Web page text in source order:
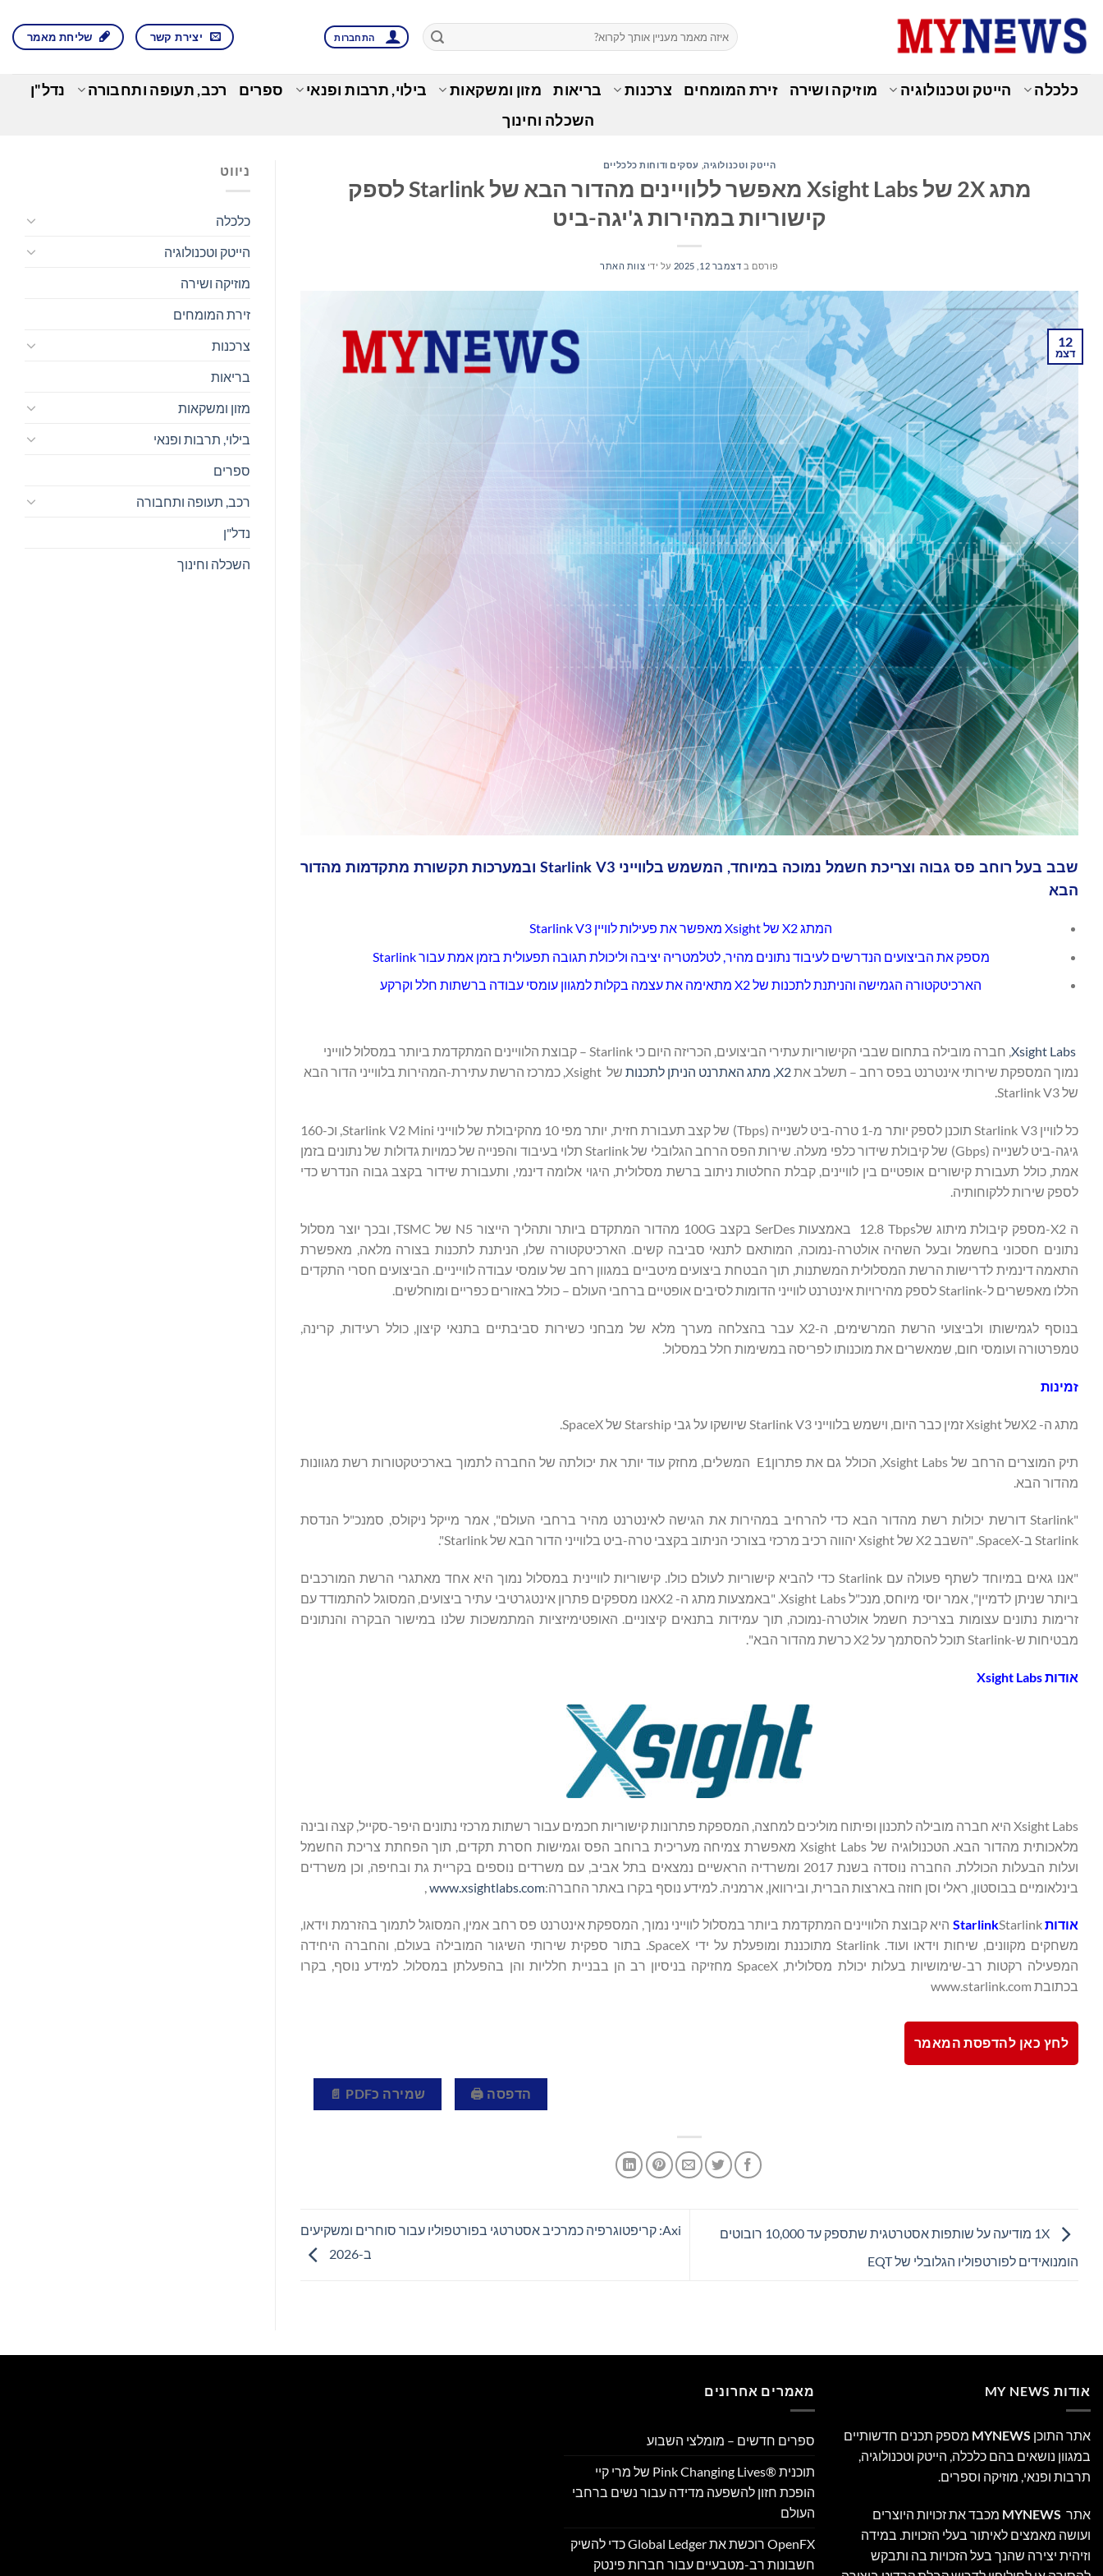
content
התחברות יצירת קשר שליחת מאמר
כלכלה הייטק וטכנולוגיה מוזיקה ושירה זירת המומחים צרכנות בריאות מזון ומשקאות בילוי, תרבות ופנאי ספרים רכב, תעופה ותחבורה
נדל"ן
השכלה וחינוך
הייטק וטכנולוגיה, עסקים ודוחות כלכליים
‏מתג 2X של Xsight Labs מאפשר ללוויינים מהדור הבא של Starlink לספק
קישוריות במהירות ג'יגה-ביט
פורסם ב דצמבר 12, 2025 על ידי צוות האתר
12
דצמ
שבב בעל רוחב פס גבוה וצריכת חשמל נמוכה במיוחד, המשמש בלווייני Starlink V3 ובמערכות תקשורת מתקדמות מהדור
הבא
המתג X2 של Xsight מאפשר את פעילות לוויין Starlink V3
מספק את הביצועים הנדרשים לעיבוד נתונים מהיר, לטלמטריה יציבה וליכולת תגובה תפעולית בזמן אמת עבור Starlink
הארכיטקטורה הגמישה והניתנת לתכנות של X2 מתאימה את עצמה בקלות למגוון עומסי עבודה ברשתות חלל וקרקע
Xsight Labs
, חברה מובילה בתחום שבבי הקישוריות עתירי הביצועים, הכריזה היום כי Starlink – קבוצת הלוויינים המתקדמת ביותר במסלול לווייני
נמוך המספקת שירותי אינטרנט בפס רחב – תשלב אתX2, מתג האתרנט הניתן לתכנות
של Xsight, כמרכז הרשת עתירת-המהירות בלווייני הדור הבא
של Starlink V3.
כל לוויין Starlink V3 תוכנן לספק יותר מ-1 טרה-ביט לשנייה (Tbps) של קצב תעבורת חזית, יותר מפי 10 מהקיבולת של לווייני Starlink V2 Mini, וכ-160
גיגה-ביט לשנייה (Gbps) של קיבולת שידור כלפי מעלה. שירות הפס הרחב הגלובלי של Starlink תלוי בעיבוד והפנייה של כמויות גדולות של נתונים בזמן
אמת, כולל תעבורת קישורים אופטיים בין לוויינים, קבלת החלטות ניתוב ברשת מסלולית, היגוי אלומה דינמי, ותעבורת שידור בקצב גבוה הנדרש כדי
לספק שירות ללקוחותיה.
ה X2-מספק קיבולת מיתוג של‎ 12.8‎ Tbps באמצעות SerDes בקצב ‎100G‎ מהדור המתקדם ביותר ותהליך הייצור ‎N5‎ של TSMC, ובכך יוצר מסלול
נתונים חסכוני בחשמל ובעל השהיה אולטרה-נמוכה, המותאם לתנאי סביבה קשים. הארכיטקטורה שלו, הניתנת לתכנות בצורה מלאה, מאפשרת
התאמה דינמית לדרישות הרשת המסלולית המשתנות, תוך הבטחת ביצועים מיטביים במגוון רחב של עומסי עבודה לווייניים. הביצועים חסרי התקדים
הללו מאפשרים ל-Starlink לספק מהירויות אינטרנט לווייני הדומות לסיבים אופטיים ברחבי העולם – כולל באזורים כפריים ומוחלשים.
בנוסף לגמישותו ולביצועי הרשת המרשימים, ה-X2 עבר בהצלחה מערך מלא של מבחני כשירות סביבתיים בתנאי קיצון, כולל רעידות, קרינה,
טמפרטורה ועומסי חום, שמאשרים את מוכנותו לפריסה במשימות חלל במסלול.
זמינות
מתג ה- X2של Xsight זמין כבר היום, וישמש בלווייני Starlink V3 שיושקו על גבי Starship של SpaceX.
תיק המוצרים הרחב של Xsight Labs, הכולל גם את פתרוןE1 המשלים, מחזק עוד יותר את יכולתה של החברה לתמוך בארכיטקטורות רשת מגוונות
מהדור הבא.
"Starlink דורשת יכולות רשת מהדור הבא כדי להרחיב במהירות את הגישה לאינטרנט מהיר ברחבי העולם", אמר מייקל ניקולס, סמנכ"ל הנדסת
Starlink ב-SpaceX. "השבב X2 של Xsight יהווה רכיב מרכזי בצורכי הניתוב בקצבי טרה-ביט בלווייני הדור הבא של Starlink".
"אנו גאים במיוחד לשתף פעולה עם Starlink כדי להביא קישוריות לעולם כולו. קישוריות לוויינית במסלול נמוך היא אחד מאתגרי הרשת המורכבים
ביותר שניתן לדמיין", אמר יוסי מיוחס, מנכ"ל Xsight Labs. "באמצעות מתג ה- X2אנו מספקים פתרון אינטגרטיבי עתיר ביצועים, המסוגל להתמודד עם
זרימות נתונים עצומות בצריכת חשמל אולטרה-נמוכה, תוך עמידות בתנאים קיצוניים. האופטימיזציות המתמשכות שלנו במישור הבקרה והנתונים
מבטיחות ש-Starlink תוכל להסתמך על X2 כרשת מהדור הבא".
אודותXsight Labs
Xsight Labs היא חברה מובילה לתכנון ופיתוח מוליכים למחצה, המספקת פתרונות קישוריות חכמים עבור רשתות מרכזי נתונים היפר-סקייל, קצה ובינה
מלאכותית מהדור הבא. הטכנולוגיה של Xsight Labs מאפשרת צמיחה מעריכית ברוחב הפס וגמישות חסרת תקדים, תוך הפחתת צריכת החשמל
ועלות הבעלות הכוללת. החברה נוסדה בשנת 2017 ומשרדיה הראשיים נמצאים בתל אביב, עם משרדים נוספים בקריית גת ובחיפה, וכן משרדים
בינלאומיים בבוסטון, ראלי וסן חוזה בארצות הברית, ובירוואן, ארמניה. למידע נוסף בקרו באתר החברה:www.xsightlabs.com
אודות Starlink Starlink היא קבוצת הלוויינים המתקדמת ביותר במסלול לווייני נמוך, המספקת אינטרנט פס רחב אמין, המסוגל לתמוך בהזרמת וידאו,
משחקים מקוונים, שיחות וידאו ועוד. Starlink מתוכננת ומופעלת על ידי SpaceX. בתור ספקית שירותי השיגור המובילה בעולם, והחברה היחידה
המפעילה רקטות רב-שימושיות בעלות יכולת מסלולית, SpaceX מחזיקה בניסיון רב הן בבניית חלליות והן בהפעלתן במסלול. למידע נוסף, בקרו
בכתובת www.starlink.com
לחץ כאן להדפסת המאמר
הדפסה 🖨 שמירה כPDF 📄
1X מודיעה על שותפות אסטרטגית שתספק עד 10,000 רובוטים
הומנואידים לפורטפוליו הגלובלי של EQT
Axi: קריפטוגרפיה כמרכיב אסטרטגי בפורטפוליו עבור סוחרים ומשקיעים
ב-2026
ניווט
כלכלה
הייטק וטכנולוגיה
מוזיקה ושירה
זירת המומחים
צרכנות
בריאות
מזון ומשקאות
בילוי, תרבות ופנאי
ספרים
רכב, תעופה ותחבורה
נדל"ן
השכלה וחינוך
אודות MY NEWS
אתר התוכן MYNEWS מספק תכנים חדשותיים
במגוון נושאים בהם כלכלה, הייטק וטכנולוגיה,
תרבות ופנאי, מוזיקה וספרים.
אתר MYNEWS מכבד את זכויות היוצרים
ועושה מאמצים לאיתור בעלי הזכויות. במידה
וזיהית יצירה שהנך בעל הזכויות בה ותבקש
מאמרים אחרונים
ספרים חדשים – מומלצי השבוע
תוכנית Pink Changing Lives®‎ של מרי קיי
הופכת חזון להשפעה מדידה עבור נשים ברחבי
העולם
OpenFX רוכשת את Global Ledger כדי להשיק
חשבונות רב-מטבעיים עבור חברות פינטק